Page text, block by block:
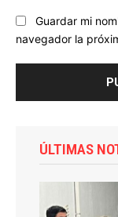
Guardar mi
navegador la
ÚLTIMAS